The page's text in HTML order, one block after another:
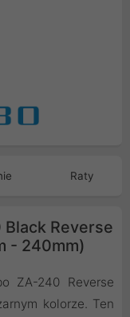
Raty
Reverse
- 240mm)
ZA-240 Reverse
kolorze. Ten